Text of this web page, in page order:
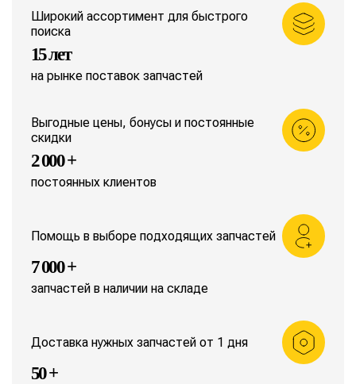
Широкий ассортимент для быстрого
поиска
15 лет
на рынке поставок запчастей
Выгодные цены, бонусы и постоянные
скидки
2 000 +
постоянных клиентов
Помощь в выборе подходящих запчастей
7 000 +
запчастей в наличии на складе
Доставка нужных запчастей от 1 дня
50 +